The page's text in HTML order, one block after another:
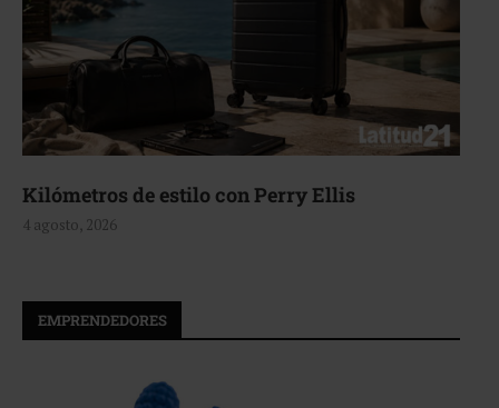
Aerie, texturas que fluyen
4 agosto, 2026
EMPRENDEDORES